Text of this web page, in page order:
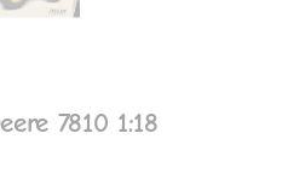
7810 1:18